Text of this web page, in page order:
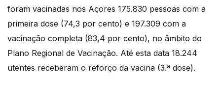
foram vacinadas nos Açores 175.830 pessoas com a
primeira dose (74,3 por cento) e 197.309 com a
vacinação completa (83,4 por cento), no âmbito do
Plano Regional de Vacinação. Até esta data 18.244
utentes receberam o reforço da vacina (3.ª dose).